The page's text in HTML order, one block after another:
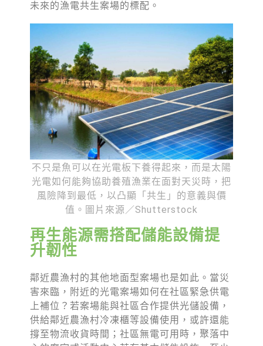
未來的漁電共生案場的標配。
不只是魚可以在光電板下養得起來，而是太陽
光電如何能夠協助養殖漁業在面對天災時，把
風險降到最低，以凸顯「共生」的意義與價
值。圖片來源／Shutterstock
再生能源需搭配儲能設備提
升韌性
鄰近農漁村的其他地面型案場也是如此。當災
害來臨，附近的光電案場如何在社區緊急供電
上補位？若案場能與社區合作提供光儲設備，
供給鄰近農漁村冷凍櫃等設備使用，或許還能
撐至物流收貨時間；社區無電可用時，聚落中